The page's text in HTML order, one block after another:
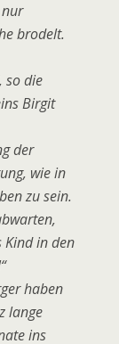
brodelt.
so die
Birgit
der
wie in
zu sein.
Kind in den
haben
lange
ins